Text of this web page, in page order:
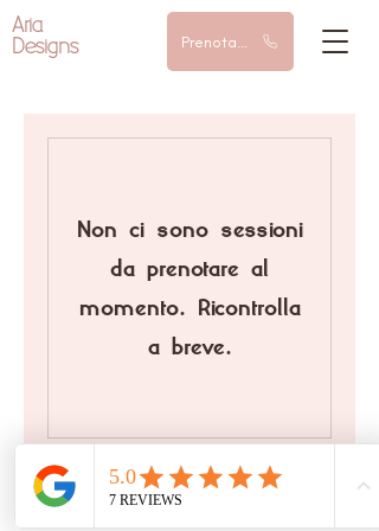
Prenota una chiamata
Aria
Designs
Non ci sono sessioni
da prenotare al
momento. Ricontrolla
a breve.
© 2024 AriaDesigns | All rights reserved |